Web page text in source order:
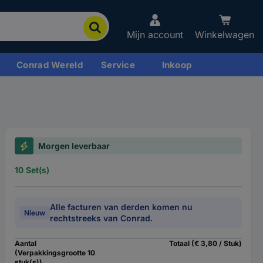
Mijn account Winkelwagen
Conrad Wereld Service Inkoop
Morgen leverbaar
10 Set(s)
Nieuw
Alle facturen van derden komen nu
rechtstreeks van Conrad.
Aantal
(Verpakkingsgrootte 10
Totaal (€ 3,80 / Stuk)